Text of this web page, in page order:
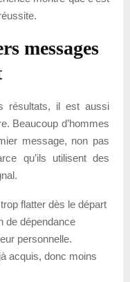
messages
résultats, il est aussi
Beaucoup d’hommes
message, non pas
qu’ils utilisent des
trop flatter dès le départ
de dépendance
personnelle.
acquis, donc moins